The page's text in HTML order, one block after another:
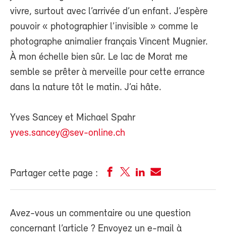
vivre, surtout avec l’arrivée d’un enfant. J’espère
pouvoir « photographier l’invisible » comme le
photographe animalier français Vincent Mugnier.
À mon échelle bien sûr. Le lac de Morat me
semble se prêter à merveille pour cette errance
dans la nature tôt le matin. J’ai hâte.
Yves Sancey et Michael Spahr
yves.sancey@sev-online.ch
Partager cette page :
Avez-vous un commentaire ou une question
concernant l’article ? Envoyez un e-mail à